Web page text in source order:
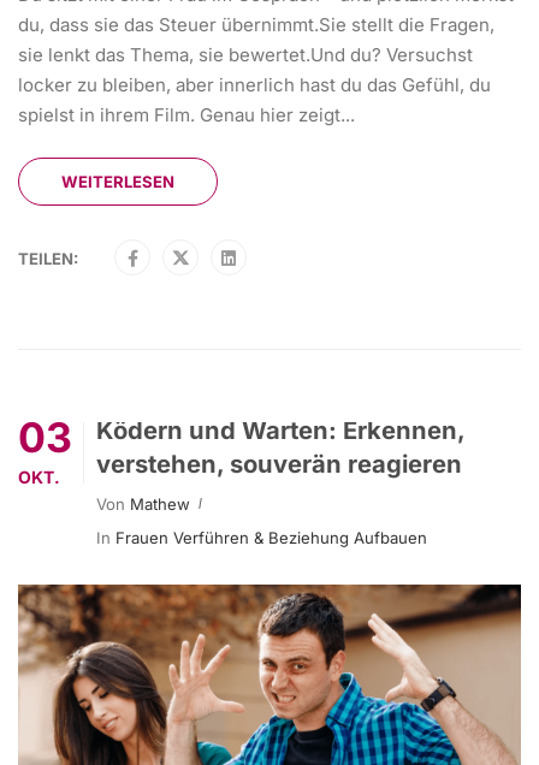
du, dass sie das Steuer übernimmt.Sie stellt die Fragen,
sie lenkt das Thema, sie bewertet.Und du? Versuchst
locker zu bleiben, aber innerlich hast du das Gefühl, du
spielst in ihrem Film. Genau hier zeigt...
WEITERLESEN
TEILEN:
03
OKT.
Ködern und Warten: Erkennen,
verstehen, souverän reagieren
Von Mathew
In Frauen Verführen & Beziehung Aufbauen